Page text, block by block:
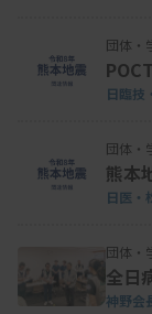
●奥沢氏「平
日臨技の奥
症を含めた自
が一の場合で
団体・
日臨技
団体・
熊本
日医・
団体・
全日
神野会